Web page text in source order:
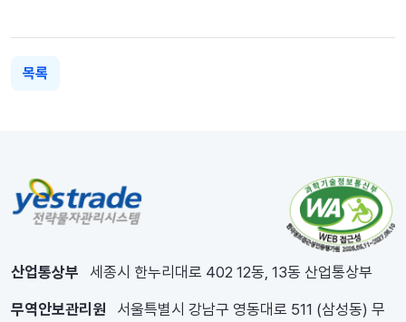
목록
산업통상부 세종시 한누리대로 402 12동, 13동 산업통상부
무역안보관리원 서울특별시 강남구 영동대로 511 (삼성동) 무